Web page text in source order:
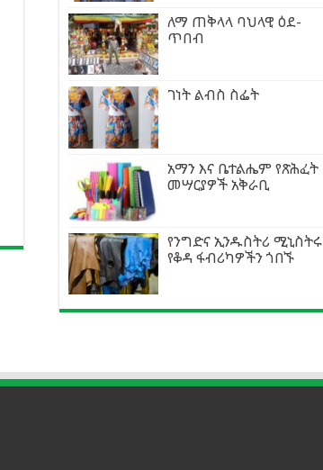
ለማ ጠቅላላ ባህላዊ ዕደ-
ጥበብ
ገነት ልብስ ስፌት
አማን እና ቤተልሔም የጽሕፈት
መሣርያዎች አቅራቢ
የንግድና ኢንዱስትሪ ሚኒስትሩ
የቆዳ ፋብሪካዎችን ጎበኙ